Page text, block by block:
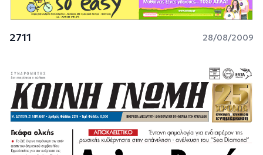
2711 28/08/2009